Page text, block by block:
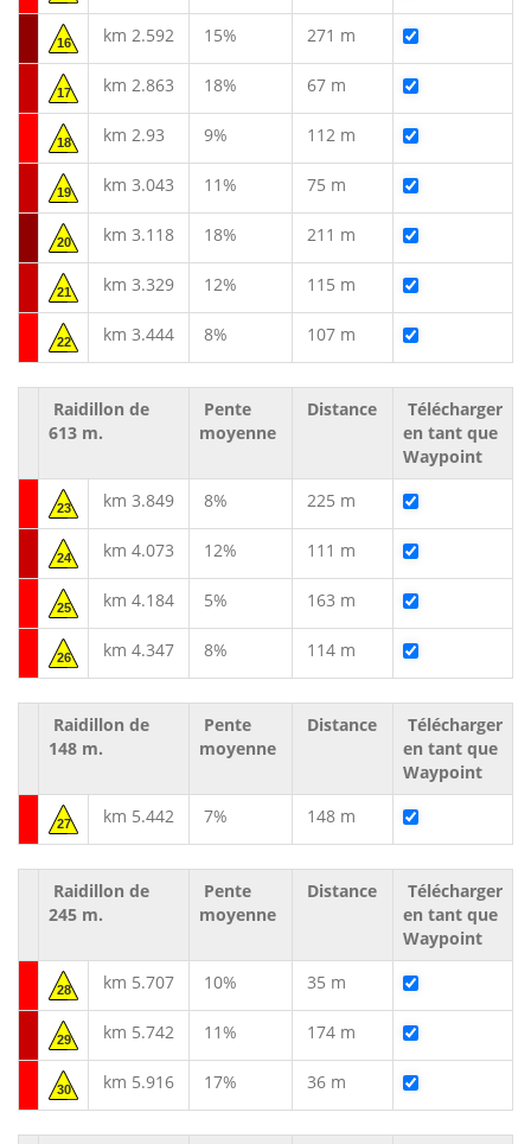
16 km 2.592 15% 271 m
17 km 2.863 18% 67 m
18 km 2.93 9% 112 m
19 km 3.043 11% 75 m
20 km 3.118 18% 211 m
21 km 3.329 12% 115 m
22 km 3.444 8% 107 m
Raidillon de
613 m.
Pente
moyenne
Distance
Télécharger
en tant que
Waypoint
23 km 3.849 8% 225 m
24 km 4.073 12% 111 m
25 km 4.184 5% 163 m
26 km 4.347 8% 114 m
Raidillon de
148 m.
Pente
moyenne
Distance
Télécharger
en tant que
Waypoint
27 km 5.442 7% 148 m
Raidillon de
245 m.
Pente
moyenne
Distance
Télécharger
en tant que
Waypoint
28 km 5.707 10% 35 m
29 km 5.742 11% 174 m
30 km 5.916 17% 36 m